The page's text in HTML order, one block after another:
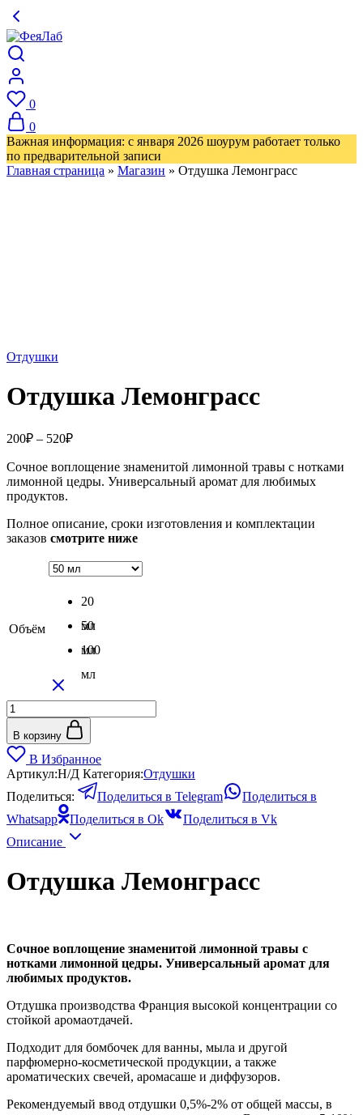
0
0
Важная информация: с января 2026 шоурум работает только
по предварительной записи
Главная страница » Магазин » Отдушка Лемонграсс
Отдушки
Отдушка Лемонграсс
200₽ – 520₽Диапазон
200₽
–
Сочное воплощение знаменитой лимонной травы с нотками
лимонной цедры. Универсальный аромат для любимых
продуктов.
Полное описание, сроки изготовления и комплектации
заказов смотрите ниже
Объём
20
мл
50
мл
100
мл
Количество
товара
Отдушка
Лемонграсс
В корзину
В Избранное
Артикул:Н/Д Категория:Отдушки
Поделиться:
Поделиться в Telegram
Поделиться в
Whatsapp
Поделиться в Ok
Поделиться в Vk
Описание
Отдушка Лемонграсс
Сочное воплощение знаменитой лимонной травы с
нотками лимонной цедры. Универсальный аромат для
любимых продуктов.
Отдушка производства Франция высокой концентрации со
стойкой аромаотдачей.
Подходит для бомбочек для ванны, мыла и другой
парфюмерно-косметической продукции, а также
ароматических свечей, аромасаше и диффузоров.
Рекомендуемый ввод отдушки 0,5%-2% от общей массы, в